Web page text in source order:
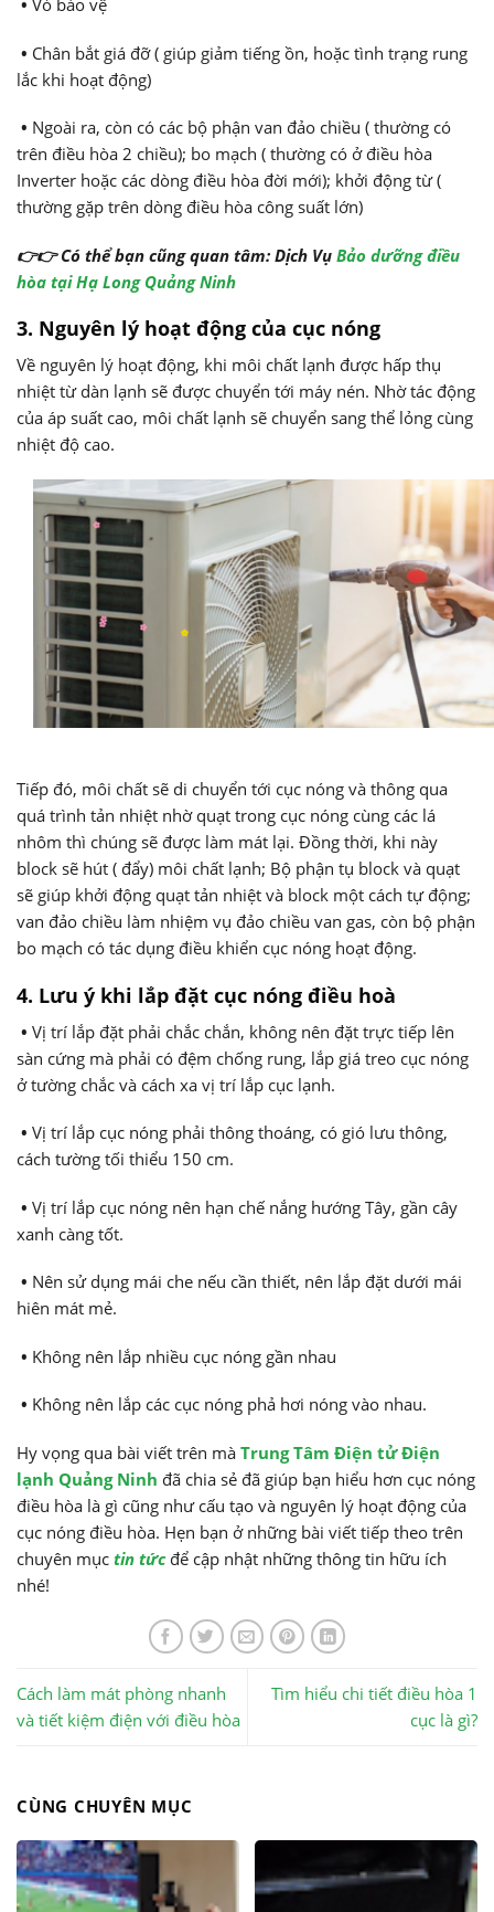
• Vỏ bảo vệ
• Chân bắt giá đỡ ( giúp giảm tiếng ồn, hoặc tình trạng rung
lắc khi hoạt động)
• Ngoài ra, còn có các bộ phận van đảo chiều ( thường có
trên điều hòa 2 chiều); bo mạch ( thường có ở điều hòa
Inverter hoặc các dòng điều hòa đời mới); khởi động từ (
thường gặp trên dòng điều hòa công suất lớn)
👉👉 Có thể bạn cũng quan tâm: Dịch Vụ Bảo dưỡng điều
hòa tại Hạ Long Quảng Ninh
3. Nguyên lý hoạt động của cục nóng
Về nguyên lý hoạt động, khi môi chất lạnh được hấp thụ
nhiệt từ dàn lạnh sẽ được chuyển tới máy nén. Nhờ tác động
của áp suất cao, môi chất lạnh sẽ chuyển sang thể lỏng cùng
nhiệt độ cao.
Tiếp đó, môi chất sẽ di chuyển tới cục nóng và thông qua
quá trình tản nhiệt nhờ quạt trong cục nóng cùng các lá
nhôm thì chúng sẽ được làm mát lại. Đồng thời, khi này
block sẽ hút ( đẩy) môi chất lạnh; Bộ phận tụ block và quạt
sẽ giúp khởi động quạt tản nhiệt và block một cách tự động;
van đảo chiều làm nhiệm vụ đảo chiều van gas, còn bộ phận
bo mạch có tác dụng điều khiển cục nóng hoạt động.
4. Lưu ý khi lắp đặt cục nóng điều hoà
• Vị trí lắp đặt phải chắc chắn, không nên đặt trực tiếp lên
sàn cứng mà phải có đệm chống rung, lắp giá treo cục nóng
ở tường chắc và cách xa vị trí lắp cục lạnh.
• Vị trí lắp cục nóng phải thông thoáng, có gió lưu thông,
cách tường tối thiểu 150 cm.
• Vị trí lắp cục nóng nên hạn chế nắng hướng Tây, gần cây
xanh càng tốt.
• Nên sử dụng mái che nếu cần thiết, nên lắp đặt dưới mái
hiên mát mẻ.
• Không nên lắp nhiều cục nóng gần nhau
• Không nên lắp các cục nóng phả hơi nóng vào nhau.
Hy vọng qua bài viết trên mà Trung Tâm Điện tử Điện
lạnh Quảng Ninh đã chia sẻ đã giúp bạn hiểu hơn cục nóng
điều hòa là gì cũng như cấu tạo và nguyên lý hoạt động của
cục nóng điều hòa. Hẹn bạn ở những bài viết tiếp theo trên
chuyên mục tin tứcđể cập nhật những thông tin hữu ích
nhé!
Cách làm mát phòng nhanh
và tiết kiệm điện với điều hòa
Tìm hiểu chi tiết điều hòa 1
cục là gì?
CÙNG CHUYÊN MỤC